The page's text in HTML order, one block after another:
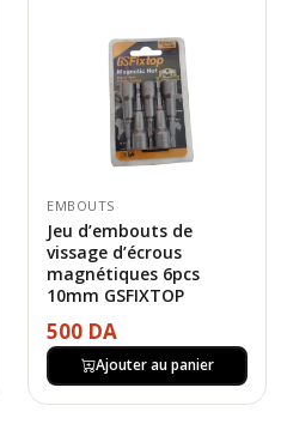
EMBOUTS
Jeu d’embouts de
vissage d’écrous
magnétiques 6pcs
10mm GSFIXTOP
500 DA
Ajouter au panier